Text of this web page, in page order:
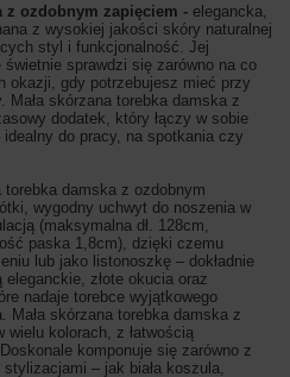
z ozdobnym zapięciem - elegancka,
z wysokiej jakości skóry naturalnej
styl i funkcjonalność. Jej
sprawdzi się zarówno na co
okazji, gdy potrzebujesz mieć przy
skórzana torebka damska z
dodatek, który łączy w sobie
do pracy, na spotkania czy
torebka damska z ozdobnym
wygodny uchwyt do noszenia w
(maksymalna dł. 128cm,
paska 1,8cm), dzięki czemu
lub jako listonoszkę – dokładnie
eleganckie, złote okucia oraz
nadaje torebce wyjątkowego
Mała skórzana torebka damska z
wielu kolorach, z łatwością
komponuje się zarówno z
– jak biała koszula,